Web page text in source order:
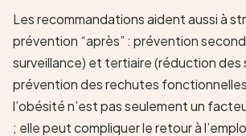
Les recommandations aident aussi à
prévention “après” : prévention
surveillance) et tertiaire (réduction des
prévention des rechutes
l’obésité n’est pas seulement un
; elle peut compliquer le retour à